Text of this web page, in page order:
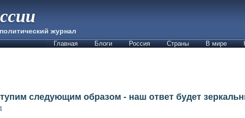
журнал
Главная Блоги Россия Страны В мире
следующим образом - наш ответ будет